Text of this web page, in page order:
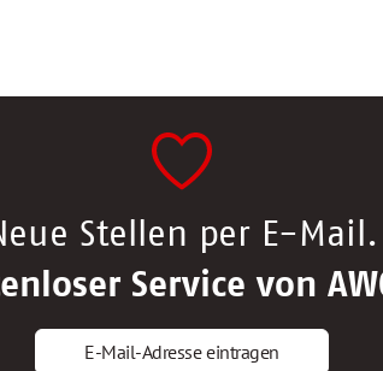
Stellen per E-Mail.
Service von
E-Mail-Adresse eintragen